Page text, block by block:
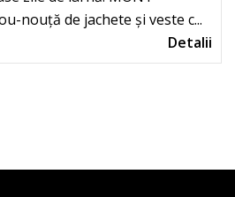
nouță de jachete și veste c...
Detalii